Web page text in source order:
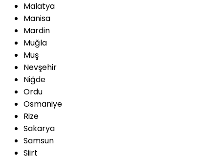
Malatya
Manisa
Mardin
Muğla
Muş
Nevşehir
Niğde
Ordu
Osmaniye
Rize
Sakarya
Samsun
Siirt